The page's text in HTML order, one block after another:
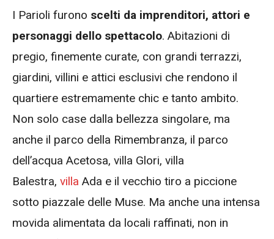
I Parioli furono scelti da imprenditori, attori e
personaggi dello spettacolo. Abitazioni di
pregio, finemente curate, con grandi terrazzi,
giardini, villini e attici esclusivi che rendono il
quartiere estremamente chic e tanto ambito.
Non solo case dalla bellezza singolare, ma
anche il parco della Rimembranza, il parco
dell’acqua Acetosa, villa Glori, villa
Balestra, villa Ada e il vecchio tiro a piccione
sotto piazzale delle Muse. Ma anche una intensa
movida alimentata da locali raffinati, non in